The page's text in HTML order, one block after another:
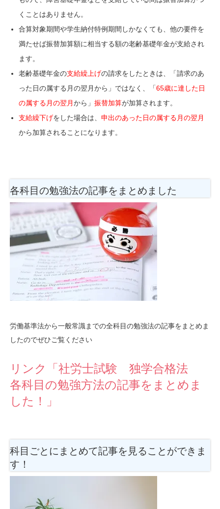
くことはありません。
合算対象期間や学生納付特例期間しかなくても、他の要件を
満たせば振替加算額に相当する額の老齢基礎年金が支給され
ます。
老齢基礎年金の支給繰上げの請求をしたときは、「請求のあ
った日の属する月の翌月から」ではなく、「65歳に達した日
の属する月の翌月から」振替加算が加算されます。
支給繰下げをした場合は、申出のあった日の属する月の翌月
から加算されることになります。
各科目の勉強法の記事をまとめました
労働基準法から一般常識までの全科目の勉強法の記事をまとめま
したのでぜひご覧ください
リンク「社労士試験 独学合格法
各科目の勉強方法の記事をまとめま
した！」
科目ごとにまとめて記事を見ることができま
す！